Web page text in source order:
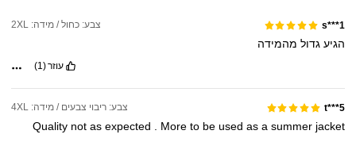
s***1 צבע: כחול / מידה: 2XL
הגיעגדול מהמידה
עוזר(1)
5***t צבע: ריבוי צבעים / מידה: 4XL
Quality not as expected . More to be used as a summer jacket